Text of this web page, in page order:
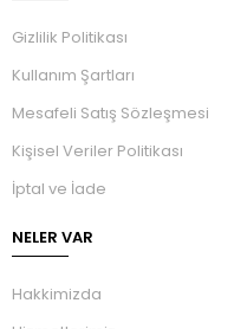
Gizlilik Politikası
Kullanım Şartları
Mesafeli Satış Sözleşmesi
Kişisel Veriler Politikası
İptal ve İade
NELER VAR
Hakkimizda